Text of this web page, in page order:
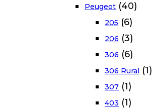
Peugeot (40)
205 (6)
206 (3)
306 (6)
306 Rural (1)
307 (1)
403 (1)